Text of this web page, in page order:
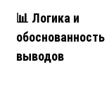
📊 Логика и
обоснованность
выводов